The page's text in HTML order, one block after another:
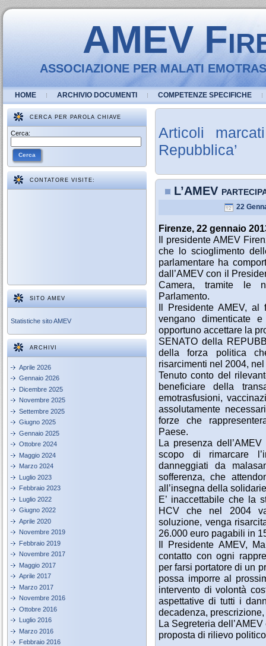
AMEV
ASSOCIAZIONE PER MALATI
HOME ARCHIVIO DOCUMENTI COMPETENZE SPECIFICHE
CERCA PER PAROLA CHIAVE
Cerca:
Cerca
CONTATORE VISITE:
SITO AMEV
Statistiche sito AMEV
ARCHIVI
Aprile 2026
Gennaio 2026
Dicembre 2025
Novembre 2025
Settembre 2025
Giugno 2025
Gennaio 2025
Ottobre 2024
Maggio 2024
Marzo 2024
Luglio 2023
Febbraio 2023
Luglio 2022
Giugno 2022
Aprile 2020
Novembre 2019
Febbraio 2019
Novembre 2017
Maggio 2017
Aprile 2017
Marzo 2017
Novembre 2016
Ottobre 2016
Luglio 2016
Marzo 2016
Febbraio 2016
Articoli
Repubblica’
L’AMEV
22
Firenze, 22 gennaio
Il presidente AMEV
che lo scioglimento
parlamentare ha
dall’AMEV con il
Camera, tramite le
Parlamento.
Il Presidente AMEV,
vengano dimenticate
opportuno accettare la
SENATO della
della forza politica
risarcimenti nel 2004,
Tenuto conto del
beneficiare della
emotrasfusioni,
assolutamente
forze che
Paese.
La presenza
scopo di rimarcare
danneggiati da
sofferenza, che
all’insegna della
E’ inaccettabile che la
HCV che nel 2004
soluzione, venga
26.000 euro pagabili in
Il Presidente AMEV,
contatto con ogni
per farsi portatore di un
possa imporre al
intervento di volontà
aspettative di tutti i
decadenza,
La Segreteria
proposta di rilievo